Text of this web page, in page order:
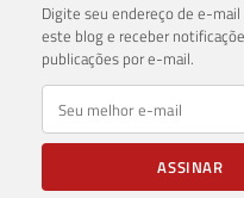
Digite seu endereço de e-mail
este blog e receber
publicações por e-mail.
E-mail
ASSINAR